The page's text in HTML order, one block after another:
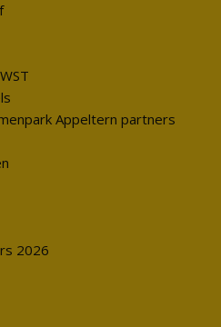
Appeltern partners
2026